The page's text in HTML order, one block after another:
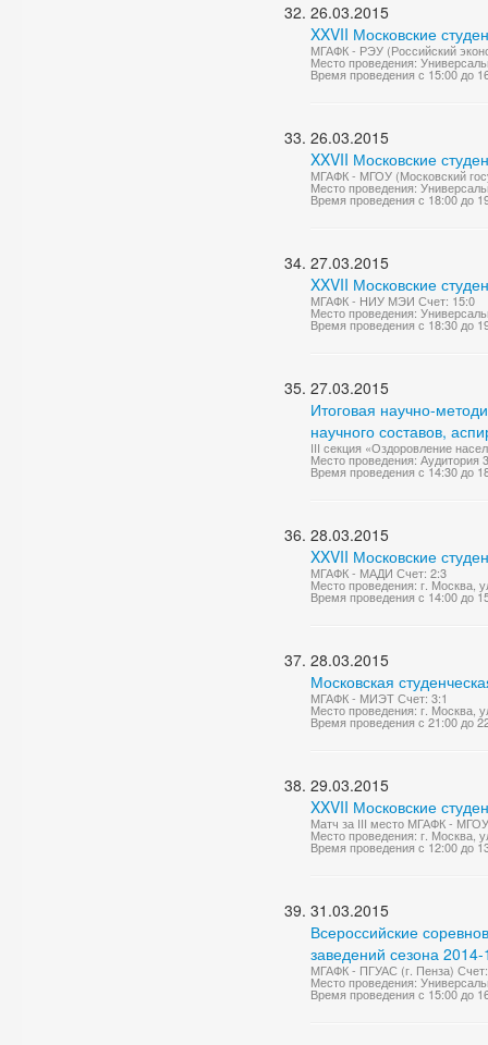
26.03.2015
XXVII Московские
МГАФК - РЭУ (Российский
Место проведения:
Время проведения с 15:00 до
26.03.2015
XXVII Московские
МГАФК - МГОУ (Московский
Место проведения:
Время проведения с 18:00 до
27.03.2015
XXVII Московские
МГАФК - НИУ МЭИ Счет: 15:0
Место проведения:
Время проведения с 18:30 до
27.03.2015
Итоговая научно-
научного составов,
III секция «Оздоровление
Место проведения: Аудитория
Время проведения с 14:30 до
28.03.2015
XXVII Московские
МГАФК - МАДИ Счет: 2:3
Место проведения: г. Москва,
Время проведения с 14:00 до
28.03.2015
Московская
МГАФК - МИЭТ Счет: 3:1
Место проведения: г. Москва,
Время проведения с 21:00 до
29.03.2015
XXVII Московские
Матч за III место МГАФК - МГОУ
Место проведения: г.
Время проведения с 12:00 до
31.03.2015
Всероссийские
заведений сезона
МГАФК - ПГУАС (г. Пенза)
Место проведения:
Время проведения с 15:00 до